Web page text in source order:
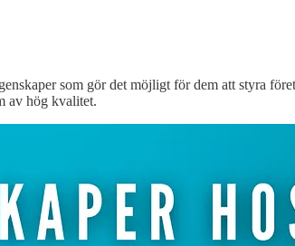
som gör det möjligt för dem att styra
av hög kvalitet.